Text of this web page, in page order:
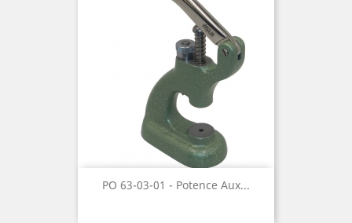
PO 63-03-01 - Potence Aux...